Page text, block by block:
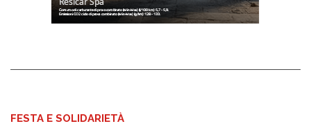
FESTA E SOLIDARIETÀ